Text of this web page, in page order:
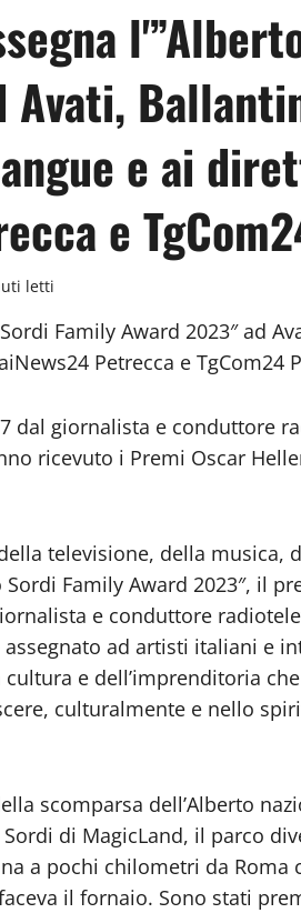
Avati,
e ai
e
letti
Family Award 2023″ ad
Petrecca e TgCom24
dal giornalista e conduttore
ricevuto i Premi Oscar
televisione, della musica,
Family Award 2023″, il
e conduttore
ad artisti italiani e
e dell’imprenditoria
culturalmente e nello
scomparsa dell’Alberto
di MagicLand, il parco
a pochi chilometri da Roma
il fornaio. Sono stati